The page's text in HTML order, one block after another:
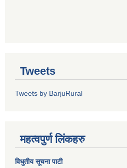
Tweets
Tweets by BarjuRural
महत्वपुर्ण लिंकहरु
विधुतीय सूचना पाटी